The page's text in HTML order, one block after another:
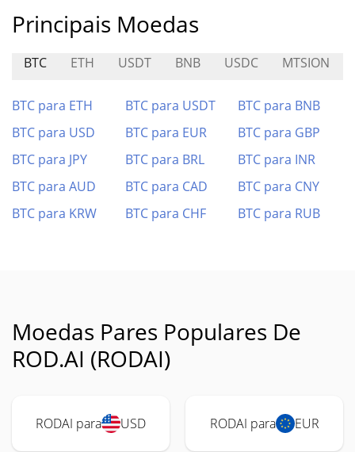
Principais Moedas
BTC ETH USDT BNB USDC MTSION
BTC para ETH BTC para USDT
BTC para BNB
BTC para USD
BTC para EUR
BTC para GBP
BTC para JPY
BTC para BRL
BTC para INR
BTC para AUD
BTC para CAD
BTC para CNY
BTC para KRW
BTC para CHF BTC para RUB
Moedas Pares Populares De
ROD.AI (RODAI)
RODAI para USD RODAI para EUR